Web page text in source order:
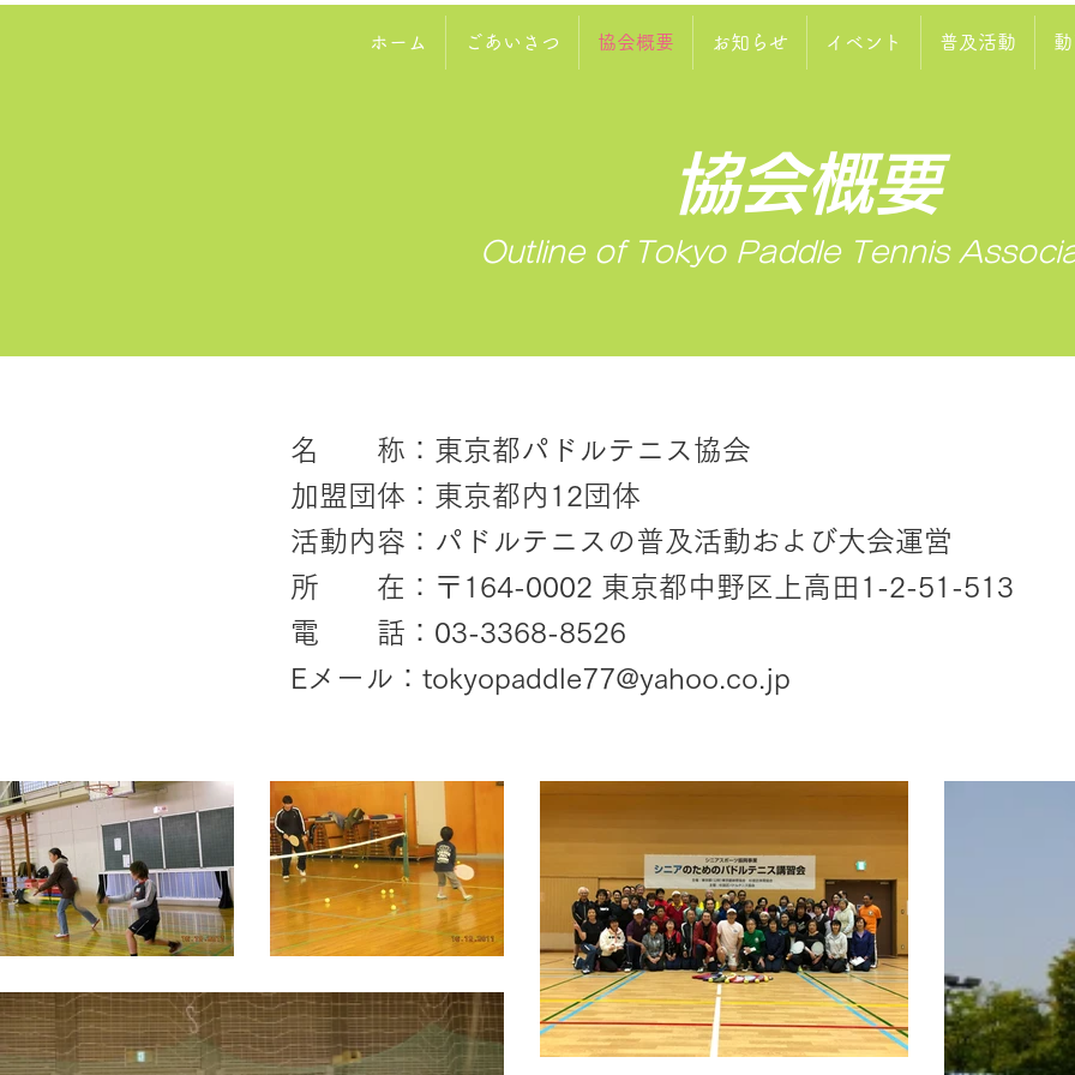
ホーム ごあいさつ 協会概要 お知らせ イベント 普及活動
協会概要
Outline of Tokyo Paddle Tennis
名 称：東京都パドルテニス協会
加盟団体：東京都内12団体
活動内容：パドルテニスの普及活動および大会運営
所 在：〒164-0002 東京都中野区上高田1-2-51-513
電 話：03-3368-8526
Eメール： tokyopaddle77@yahoo.co.jp